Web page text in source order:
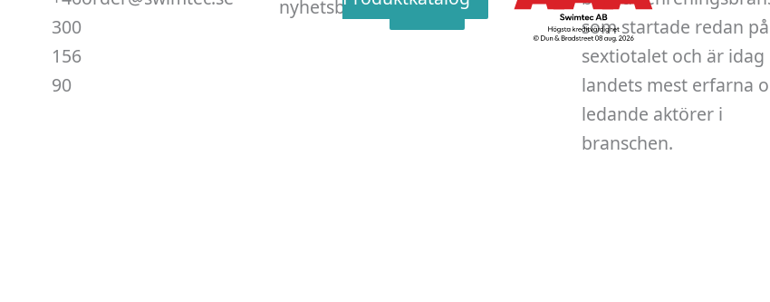
som startade redan på
sextiotalet och är idag
landets mest erfarna
ledande aktörer i
branschen.
300
156
90
nyhetsbrev